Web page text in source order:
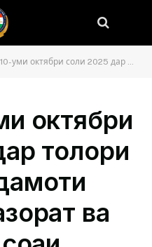
давлатии назорат ва танзим дар соҳаи нақлиёт дар вилояти Суғд маҷлиси ҷамъбастии натиҷаҳои фаъолияти 9-моҳаи раёсати Хадамоти давлатии назорат ва танзим дар соҳаи нақлиёт дар вилояти Суғд баргузор гардид.
октябри
толори
ва